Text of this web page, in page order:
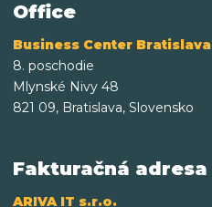
Office
Business Center Bratislava
8. poschodie
Mlynské Nivy 48
821 09, Bratislava, Slovensko
Fakturačná adresa
ARIVA IT s.r.o.